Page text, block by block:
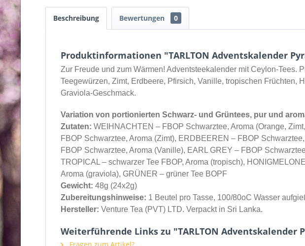
Beschreibung Bewertungen 0
Produktinformationen "TARLTON Adventskalender
Zur Freude und zum Wärmen! Adventsteekalender mit Ceylon-Tees.
Teegewürzen, Zimt, Erdbeere, Pfirsich, Vanille, tropischen Früchten,
Graviola-Geschmack.
Variation von portionierten Schwarz- und Grüntees, pur und
Zutaten: WEIHNACHTEN – FBOP Schwarztee, Aroma (Orange,
FBOP Schwarztee, Aroma (Zimt), ERDBEEREN – FBOP
FBOP Schwarztee, Aroma (Vanille), EARL GREY – FBOP
TROPICAL – schwarzer Tee FBOP, Aroma (tropisch),
Aroma (graviola), GRÜNER – grüner Tee BOPF
Gewicht: 48g (24x2g)
Zubereitungshinweise: 1 Beutel pro Tasse, 100/80oC Wasser
Hersteller: Venture Tea (PVT) LTD. Verpackt in Sri Lanka.
Weiterführende Links zu "TARLTON Adventskalender